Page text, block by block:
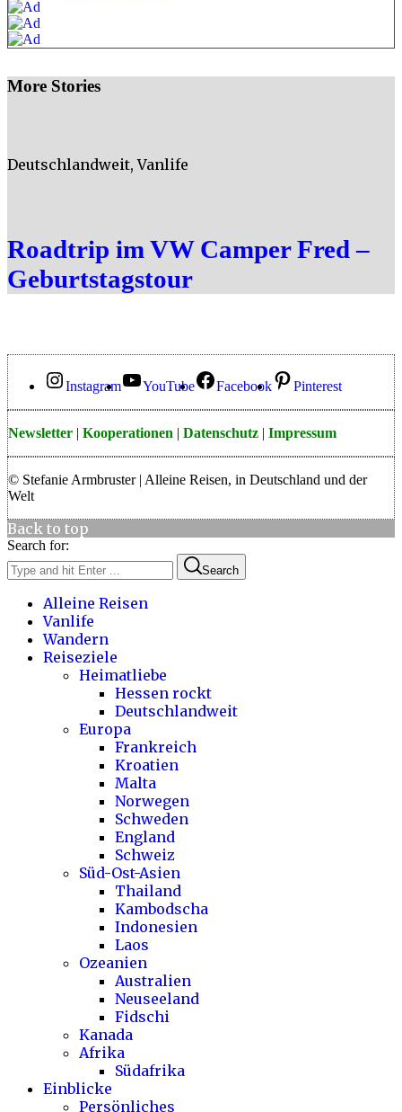
More Stories
Deutschlandweit,Vanlife
Roadtrip im VW Camper Fred –
Geburtstagstour
Instagram YouTube Facebook Pinterest
Newsletter | Kooperationen | Datenschutz | Impressum
© Stefanie Armbruster | Alleine Reisen, in Deutschland und der
Welt
Back to top
Search for:
Search
Alleine Reisen
Vanlife
Wandern
Reiseziele
Heimatliebe
Hessen rockt
Deutschlandweit
Europa
Frankreich
Kroatien
Malta
Norwegen
Schweden
England
Schweiz
Süd-Ost-Asien
Thailand
Kambodscha
Indonesien
Laos
Ozeanien
Australien
Neuseeland
Fidschi
Kanada
Afrika
Südafrika
Einblicke
Persönliches